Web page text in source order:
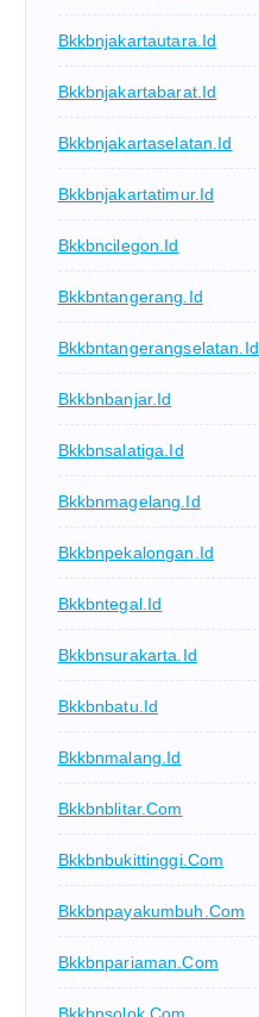
Bkkbnjakartautara.id
Bkkbnjakartabarat.id
Bkkbnjakartaselatan.id
Bkkbnjakartatimur.id
Bkkbncilegon.id
Bkkbntangerang.id
Bkkbntangerangselatan.id
Bkkbnbanjar.id
Bkkbnsalatiga.id
Bkkbnmagelang.id
Bkkbnpekalongan.id
Bkkbntegal.id
Bkkbnsurakarta.id
Bkkbnbatu.id
Bkkbnmalang.id
Bkkbnblitar.com
Bkkbnbukittinggi.com
Bkkbnpayakumbuh.com
Bkkbnpariaman.com